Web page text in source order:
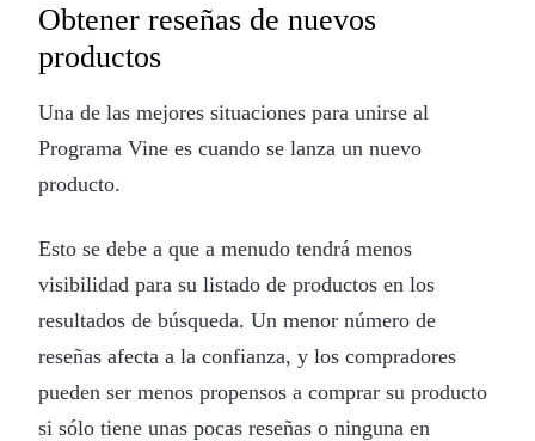
Obtener reseñas de nuevos
productos
Una de las mejores situaciones para unirse al
Programa Vine es cuando se lanza un nuevo
producto.
Esto se debe a que a menudo tendrá menos
visibilidad para su listado de productos en los
resultados de búsqueda. Un menor número de
reseñas afecta a la confianza, y los compradores
pueden ser menos propensos a comprar su producto
si sólo tiene unas pocas reseñas o ninguna en